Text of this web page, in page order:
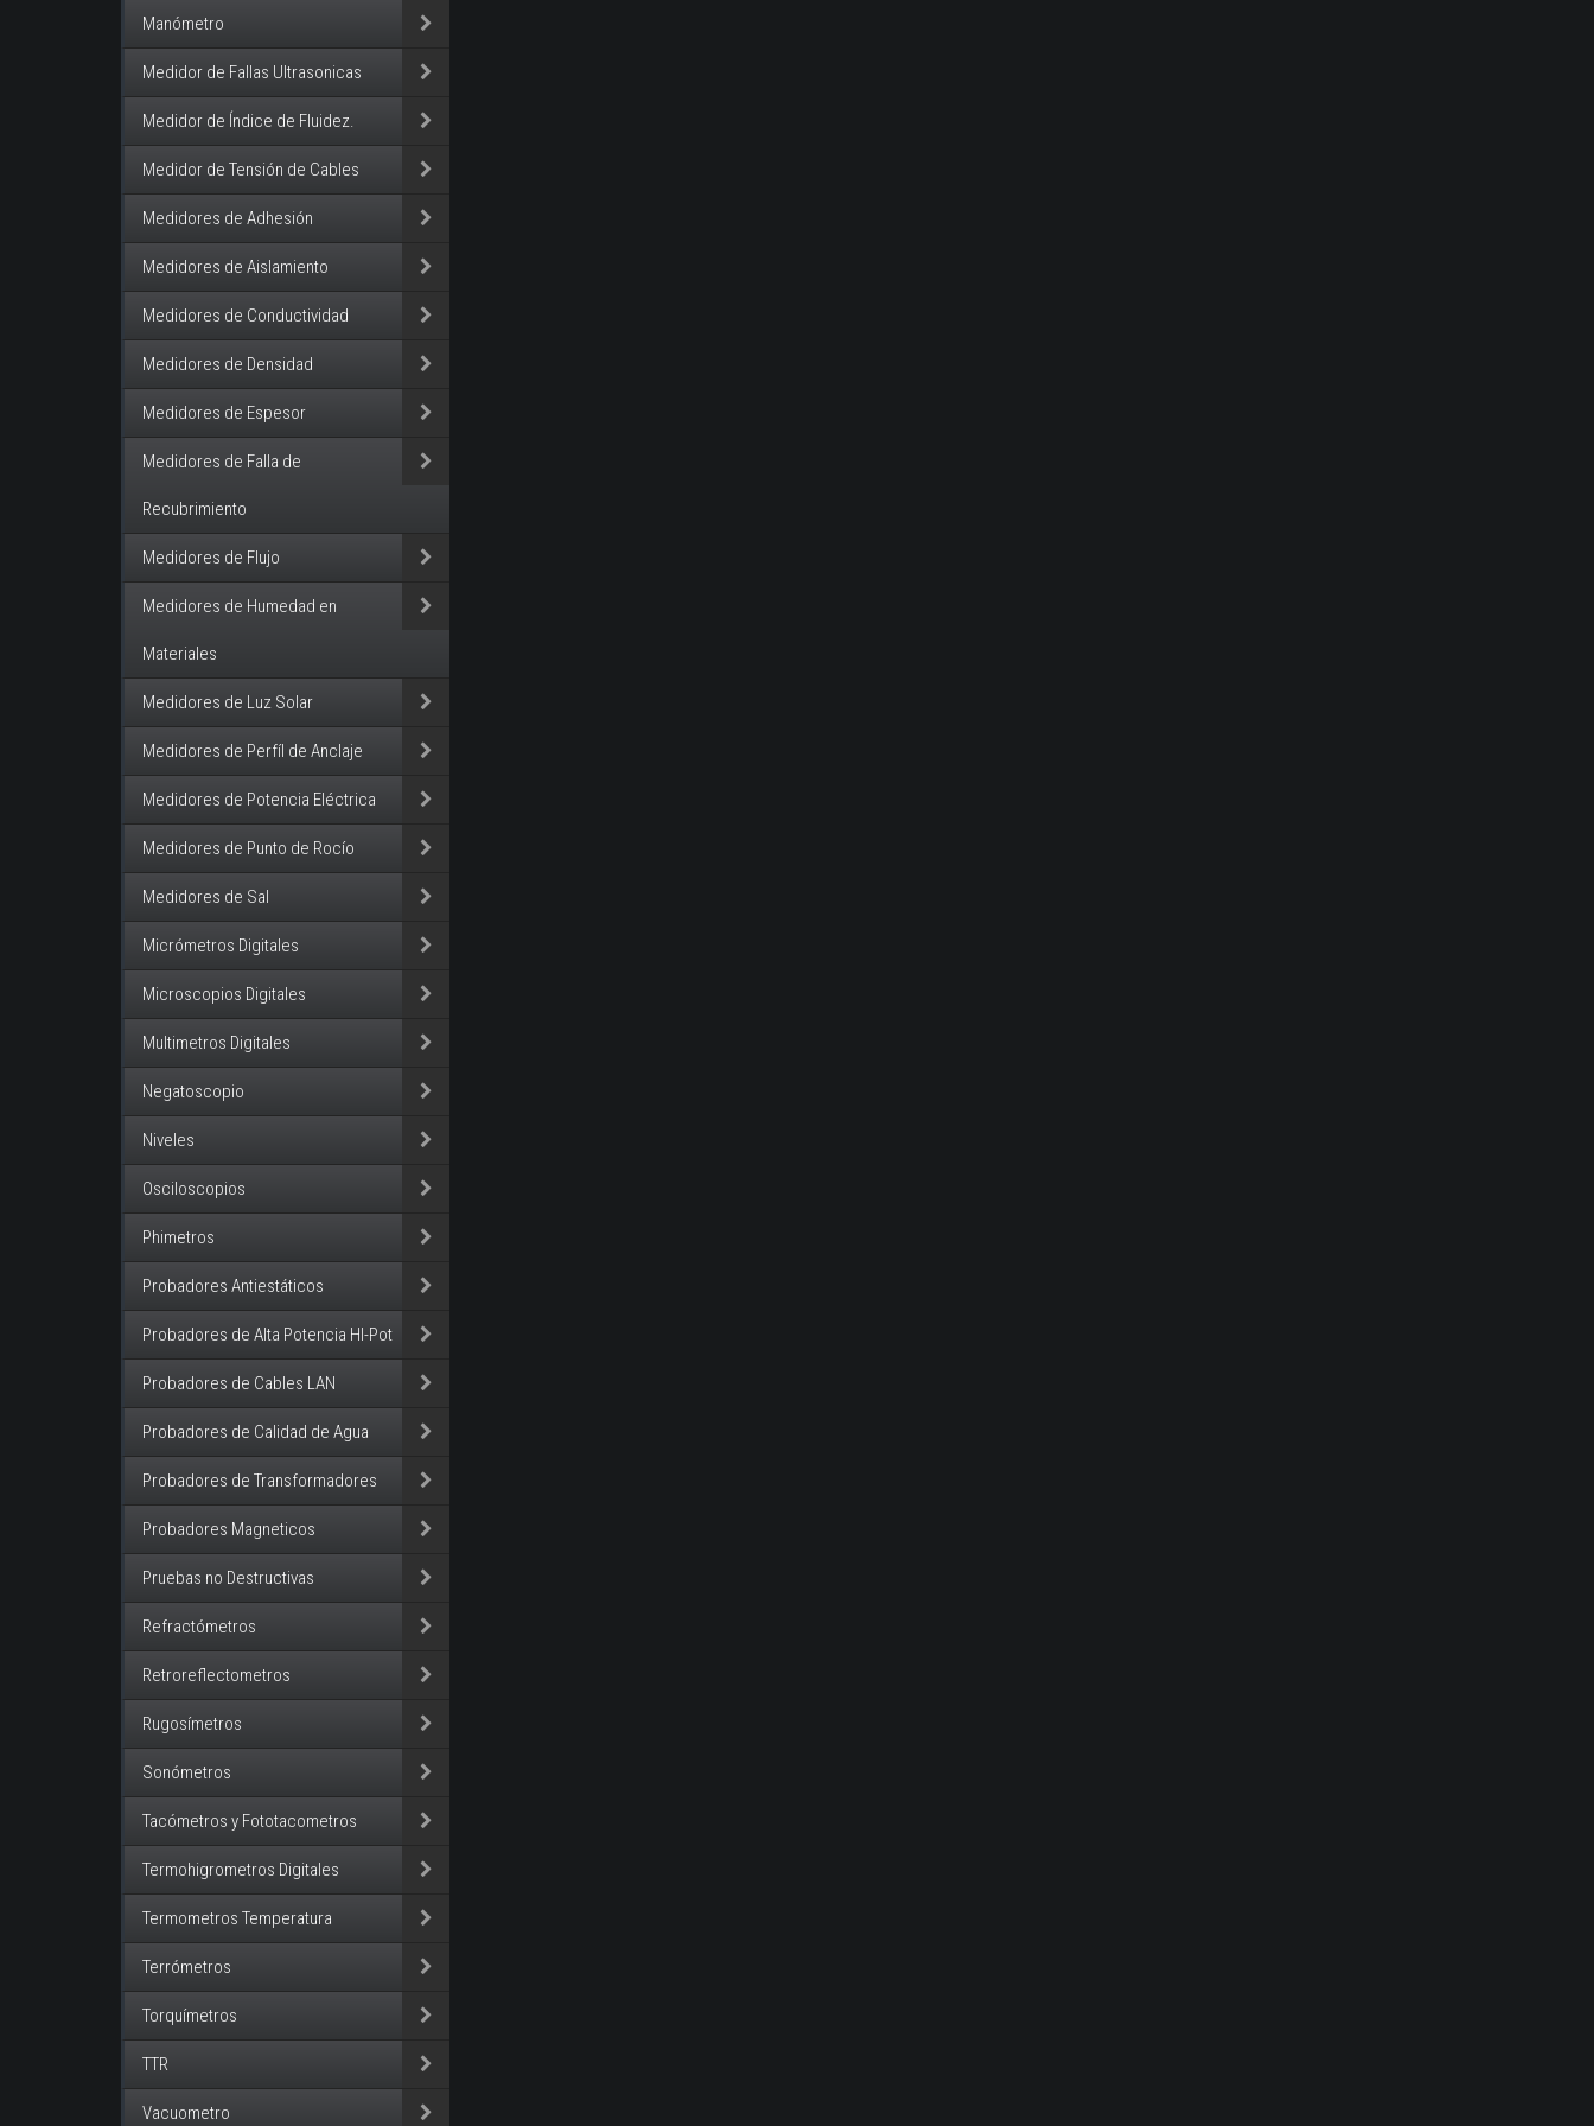
Manómetro
Medidor de Fallas Ultrasonicas
Medidor de Índice de Fluidez.
Medidor de Tensión de Cables
Medidores de Adhesión
Medidores de Aislamiento
Medidores de Conductividad
Medidores de Densidad
Medidores de Espesor
Medidores de Falla de
Recubrimiento
Medidores de Flujo
Medidores de Humedad en
Materiales
Medidores de Luz Solar
Medidores de Perfíl de Anclaje
Medidores de Potencia Eléctrica
Medidores de Punto de Rocío
Medidores de Sal
Micrómetros Digitales
Microscopios Digitales
Multimetros Digitales
Negatoscopio
Niveles
Osciloscopios
Phimetros
Probadores Antiestáticos
Probadores de Alta Potencia HI-Pot
Probadores de Cables LAN
Probadores de Calidad de Agua
Probadores de Transformadores
Probadores Magneticos
Pruebas no Destructivas
Refractómetros
Retroreflectometros
Rugosímetros
Sonómetros
Tacómetros y Fototacometros
Termohigrometros Digitales
Termometros Temperatura
Terrómetros
Torquímetros
TTR
Vacuometro